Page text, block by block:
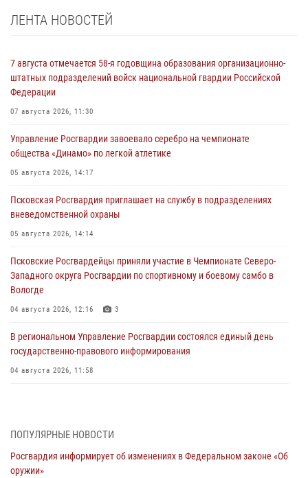
ЛЕНТА НОВОСТЕЙ
7 августа отмечается 58-я годовщина образования организационно-
штатных подразделений войск национальной гвардии Российской
Федерации
07 августа 2026, 11:30
Управление Росгвардии завоевало серебро на чемпионате
общества «Динамо» по легкой атлетике
05 августа 2026, 14:17
Псковская Росгвардия приглашает на службу в подразделениях
вневедомственной охраны
05 августа 2026, 14:14
Псковские Росгвардейцы приняли участие в Чемпионате Северо-
Западного округа Росгвардии по спортивному и боевому самбо в
Вологде
04 августа 2026, 12:16 3
В региональном Управление Росгвардии состоялся единый день
государственно-правового информирования
04 августа 2026, 11:58
03 августа 2026, 17:21
21 единицу оружия изъяли Псковские росгвардейцы за неделю
ПОПУЛЯРНЫЕ НОВОСТИ
Росгвардия информирует об изменениях в Федеральном законе «Об
оружии»